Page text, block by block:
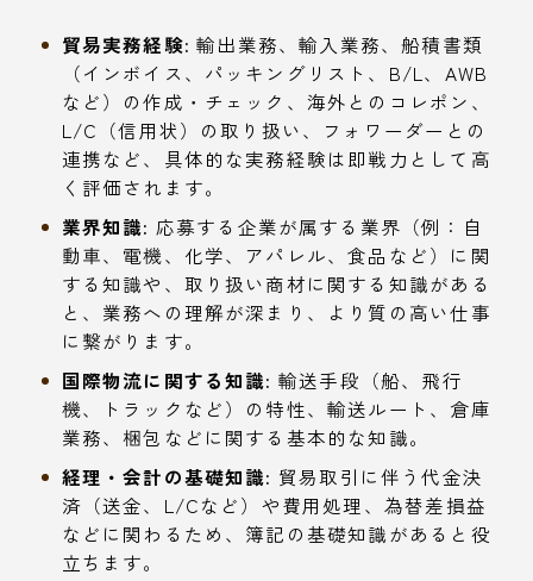
貿易実務経験: 輸出業務、輸入業務、船積書類
（インボイス、パッキングリスト、B/L、AWB
など）の作成・チェック、海外とのコレポン、
L/C（信用状）の取り扱い、フォワーダーとの
連携など、具体的な実務経験は即戦力として高
く評価されます。
業界知識: 応募する企業が属する業界（例：自
動車、電機、化学、アパレル、食品など）に関
する知識や、取り扱い商材に関する知識がある
と、業務への理解が深まり、より質の高い仕事
に繋がります。
国際物流に関する知識: 輸送手段（船、飛行
機、トラックなど）の特性、輸送ルート、倉庫
業務、梱包などに関する基本的な知識。
経理・会計の基礎知識: 貿易取引に伴う代金決
済（送金、L/Cなど）や費用処理、為替差損益
などに関わるため、簿記の基礎知識があると役
立ちます。